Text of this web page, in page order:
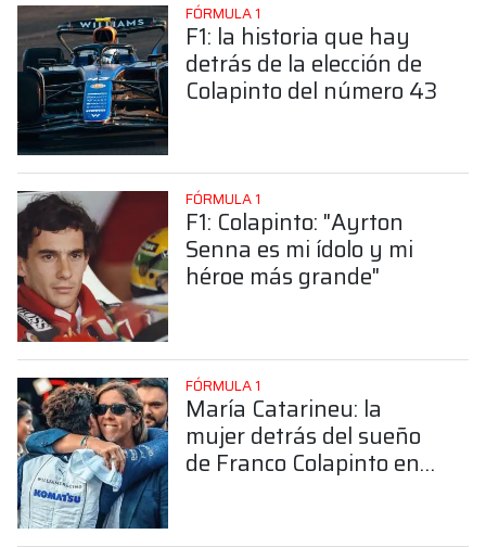
FÓRMULA 1
F1: la historia que hay
detrás de la elección de
Colapinto del número 43
FÓRMULA 1
F1: Colapinto: "Ayrton
Senna es mi ídolo y mi
héroe más grande"
FÓRMULA 1
María Catarineu: la
mujer detrás del sueño
de Franco Colapinto en